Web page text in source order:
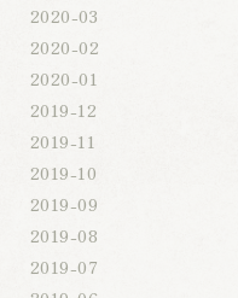
2020-03
2020-02
2020-01
2019-12
2019-11
2019-10
2019-09
2019-08
2019-07